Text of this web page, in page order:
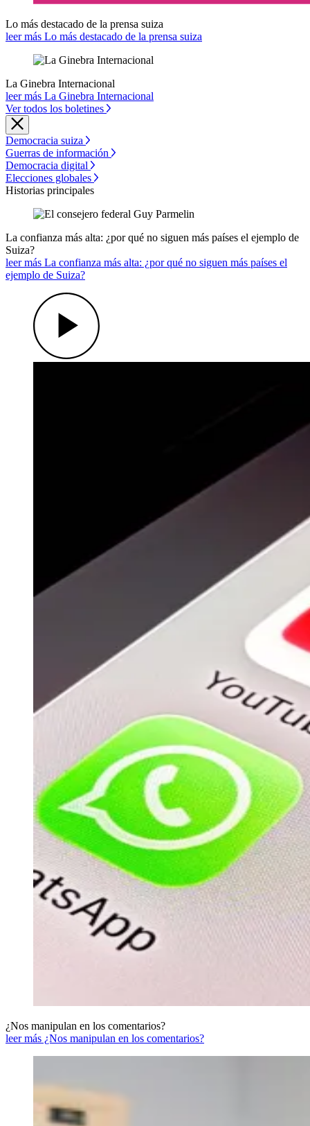
Lo más destacado de la prensa suiza
leer más Lo más destacado de la prensa suiza
La Ginebra Internacional
leer más La Ginebra Internacional
Ver todos los boletines
Democracia suiza
Guerras de información
Democracia digital
Elecciones globales
Historias principales
La confianza más alta: ¿por qué no siguen más países el ejemplo de
Suiza?
leer más La confianza más alta: ¿por qué no siguen más países el
ejemplo de Suiza?
¿Nos manipulan en los comentarios?
leer más ¿Nos manipulan en los comentarios?